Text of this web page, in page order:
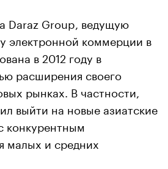
Daraz Group, ведущую
электронной коммерции в
в 2012 году в
расширения своего
рынках. В частности,
выйти на новые азиатские
конкурентным
малых и средних